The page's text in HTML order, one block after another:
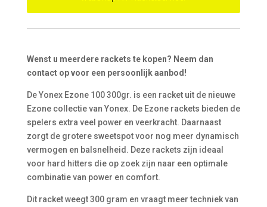
Wenst u meerdere rackets te kopen? Neem dan
contact op voor een persoonlijk aanbod!
De Yonex Ezone 100 300gr. is een racket uit de nieuwe
Ezone collectie van Yonex. De Ezone rackets bieden de
spelers extra veel power en veerkracht. Daarnaast
zorgt de grotere sweetspot voor nog meer dynamisch
vermogen en balsnelheid. Deze rackets zijn ideaal
voor hard hitters die op zoek zijn naar een optimale
combinatie van power en comfort.
Dit racket weegt 300 gram en vraagt meer techniek van